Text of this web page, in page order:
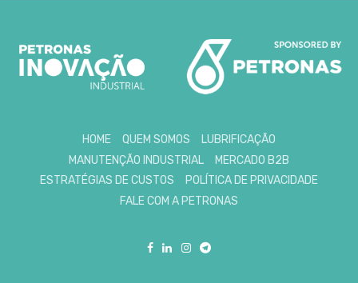
HOME QUEM SOMOS
LUBRIFICAÇÃO
MANUTENÇÃO INDUSTRIAL
MERCADO B2B
ESTRATÉGIAS DE CUSTOS
POLÍTICA DE PRIVACIDADE
FALE COM A PETRONAS